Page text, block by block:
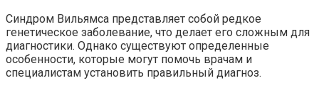
Синдром Вильямса представляет собой редкое
генетическое заболевание, что делает его сложным для
диагностики. Однако существуют определенные
особенности, которые могут помочь врачам и
специалистам установить правильный диагноз.